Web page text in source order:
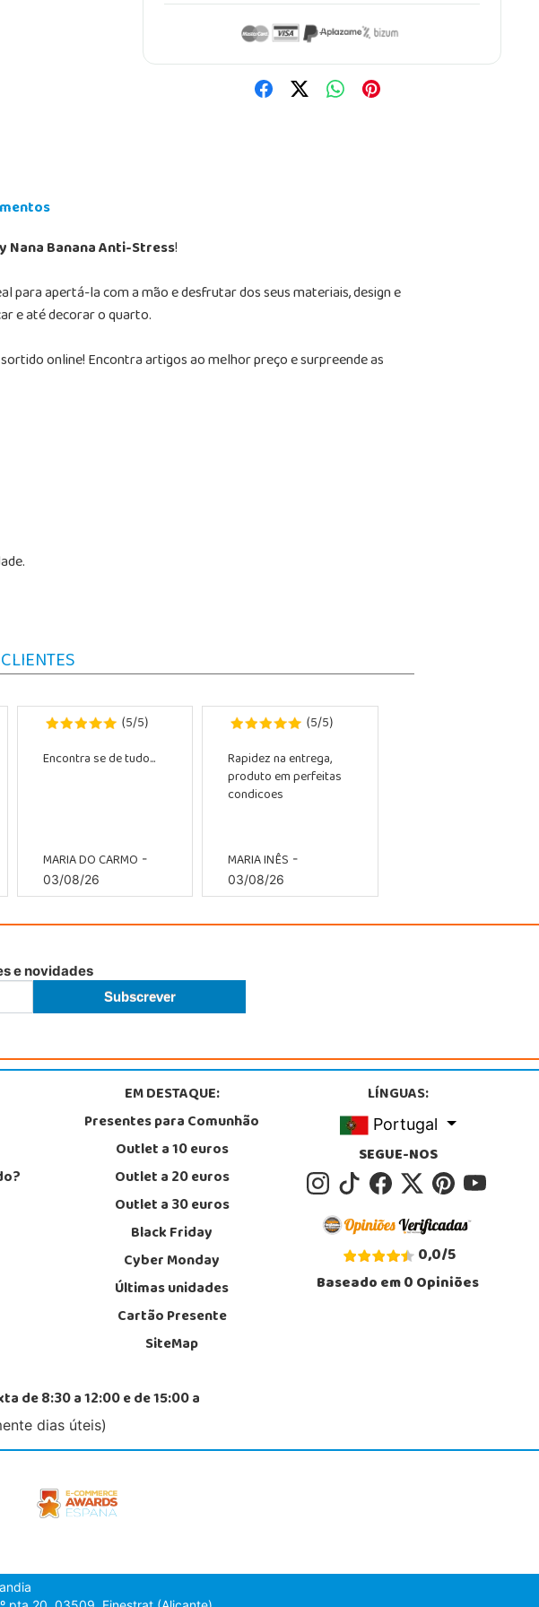
Nana Banana Anti-Stress!
apertá-la com a mão e desfrutar dos seus materiais, design e
e até decorar o quarto.
online! Encontra artigos ao melhor preço e surpreende as
(5/5)
Encontra se de tudo...
MARIA DO CARMO -
03/08/26
(5/5)
Rapidez na entrega,
produto em perfeitas
condicoes
MARIA INÊS -
03/08/26
e novidades
EM DESTAQUE:
Presentes para Comunhão
Outlet a 10 euros
Outlet a 20 euros
Outlet a 30 euros
Black Friday
Cyber Monday
Últimas unidades
Cartão Presente
SiteMap
LÍNGUAS:
Portugal
SEGUE-NOS
0,0/5
Baseado em0Opiniões
de 8:30 a 12:00 e de 15:00 a
dias úteis)